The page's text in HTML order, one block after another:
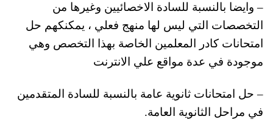
– وايضا بالنسبة للسادة الاخصائيين وغيرها من
التخصصات التي ليس لها منهج فعلي ، يمكنكهم حل
امتحانات كادر المعلمين الخاصة بهذا التخصص وهي
موجودة في عدة مواقع علي الانترنت
– حل امتحانات ثانوية عامة بالنسبة للسادة المتقدمين
في مراحل الثانوية العامة.